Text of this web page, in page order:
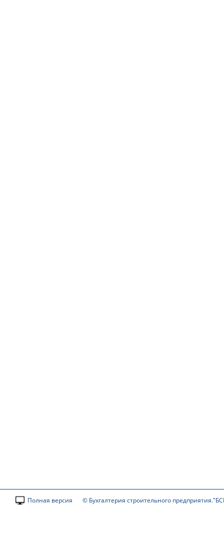
Полная версия © Бухгалтерия строительного